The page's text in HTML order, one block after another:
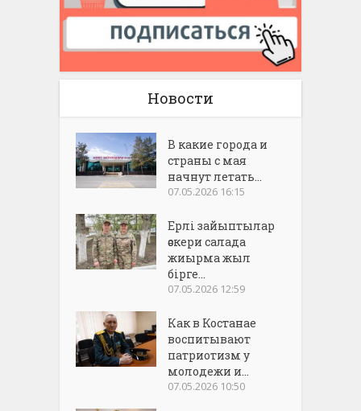
Новости
В какие города и
страны с мая
начнут летать...
07.05.2026 16:15
Ерлі зайыптылар
әскери салада
жиырма жыл
бірге...
07.05.2026 12:59
Как в Костанае
воспитывают
патриотизм у
молодежи и...
07.05.2026 10:50